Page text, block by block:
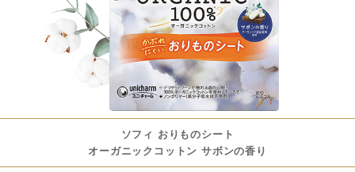
ソフィ おりものシート
オーガニックコットン サボンの香り